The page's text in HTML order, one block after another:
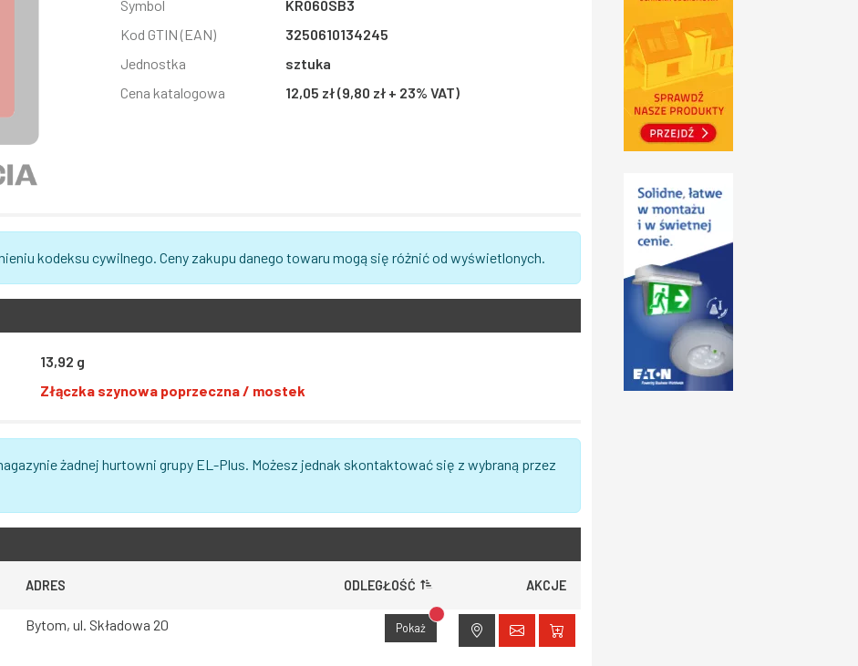
Symbol
KR060SB3
Kod GTIN (EAN)
3250610134245
Jednostka
sztuka
Cena katalogowa
12,05 zł (9,80 zł + 23% VAT)
kodeksu cywilnego. Ceny zakupu danego towaru mogą się różnić od wyświetlonych.
13,92 g
Złączka szynowa poprzeczna / mostek
żadnej hurtowni grupy EL-Plus. Możesz jednak skontaktować się z wybraną przez
ADRES ODLEGŁOŚĆ AKCJE
Bytom, ul. Składowa 20 Pokaż Brak dostępu do lokalizacji